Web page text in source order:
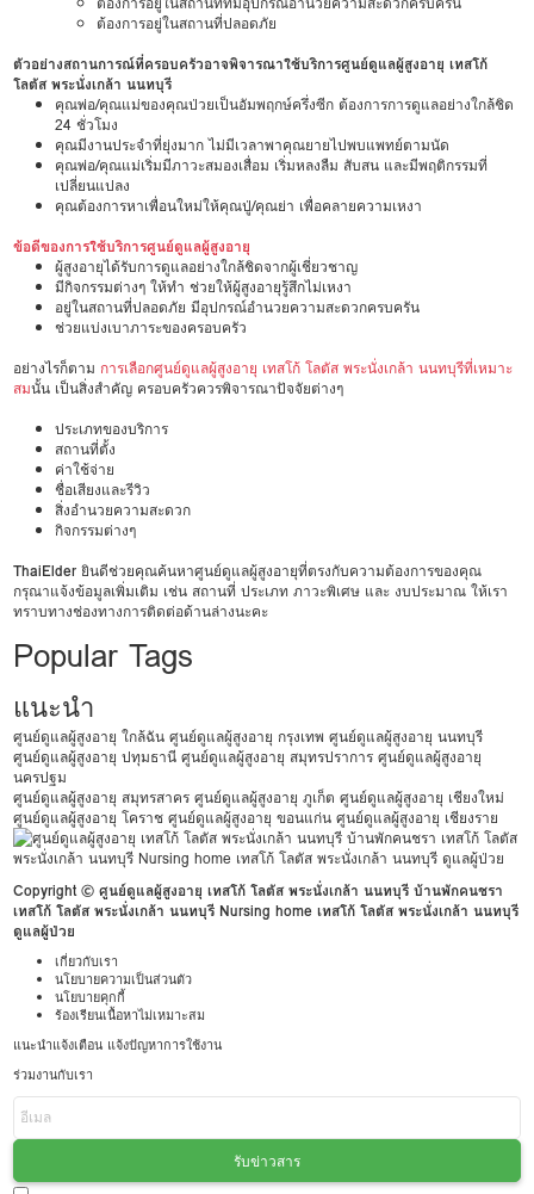
ต้องการอยู่ในสถานที่ปลอดภัย
ตัวอย่างสถานการณ์ที่ครอบครัวอาจพิจารณาใช้บริการศูนย์ดูแลผู้สูงอายุ เทสโก้
โลตัส พระนั่งเกล้า นนทบุรี
คุณพ่อ/คุณแม่ของคุณป่วยเป็นอัมพฤกษ์ครึ่งซีก ต้องการการดูแลอย่างใกล้ชิด
24 ชั่วโมง
คุณมีงานประจำที่ยุ่งมาก ไม่มีเวลาพาคุณยายไปพบแพทย์ตามนัด
คุณพ่อ/คุณแม่เริ่มมีภาวะสมองเสื่อม เริ่มหลงลืม สับสน และมีพฤติกรรมที่
เปลี่ยนแปลง
คุณต้องการหาเพื่อนใหม่ให้คุณปู่/คุณย่า เพื่อคลายความเหงา
ข้อดีของการใช้บริการศูนย์ดูแลผู้สูงอายุ
ผู้สูงอายุได้รับการดูแลอย่างใกล้ชิดจากผู้เชี่ยวชาญ
มีกิจกรรมต่างๆ ให้ทำ ช่วยให้ผู้สูงอายุรู้สึกไม่เหงา
อยู่ในสถานที่ปลอดภัย มีอุปกรณ์อำนวยความสะดวกครบครัน
ช่วยแบ่งเบาภาระของครอบครัว
อย่างไรก็ตาม การเลือกศูนย์ดูแลผู้สูงอายุ เทสโก้ โลตัส พระนั่งเกล้า นนทบุรีที่เหมาะ
สมนั้น เป็นสิ่งสำคัญ ครอบครัวควรพิจารณาปัจจัยต่างๆ
ประเภทของบริการ
สถานที่ตั้ง
ค่าใช้จ่าย
ชื่อเสียงและรีวิว
สิ่งอำนวยความสะดวก
กิจกรรมต่างๆ
ThaiElder ยินดีช่วยคุณค้นหาศูนย์ดูแลผู้สูงอายุที่ตรงกับความต้องการของคุณ
กรุณาแจ้งข้อมูลเพิ่มเติม เช่น สถานที่ ประเภท ภาวะพิเศษ และ งบประมาณ ให้เรา
ทราบทางช่องทางการติดต่อด้านล่างนะคะ
Popular Tags
แนะนำ
ศูนย์ดูแลผู้สูงอายุ ใกล้ฉัน ศูนย์ดูแลผู้สูงอายุ กรุงเทพ ศูนย์ดูแลผู้สูงอายุ นนทบุรี
ศูนย์ดูแลผู้สูงอายุ ปทุมธานี ศูนย์ดูแลผู้สูงอายุ สมุทรปราการ ศูนย์ดูแลผู้สูงอายุ
นครปฐม
ศูนย์ดูแลผู้สูงอายุ สมุทรสาคร ศูนย์ดูแลผู้สูงอายุ ภูเก็ต ศูนย์ดูแลผู้สูงอายุ เชียงใหม่
ศูนย์ดูแลผู้สูงอายุ โคราช ศูนย์ดูแลผู้สูงอายุ ขอนแก่น ศูนย์ดูแลผู้สูงอายุ เชียงราย
Copyright © ศูนย์ดูแลผู้สูงอายุ เทสโก้ โลตัส พระนั่งเกล้า นนทบุรี บ้านพักคนชรา
เทสโก้ โลตัส พระนั่งเกล้า นนทบุรี Nursing home เทสโก้ โลตัส พระนั่งเกล้า นนทบุรี
ดูแลผู้ป่วย
เกี่ยวกับเรา
นโยบายความเป็นส่วนตัว
นโยบายคุกกี้
ร้องเรียนเนื้อหาไม่เหมาะสม
แนะนำแจ้งเตือน แจ้งปัญหาการใช้งาน
ร่วมงานกับเรา
รับข่าวสาร